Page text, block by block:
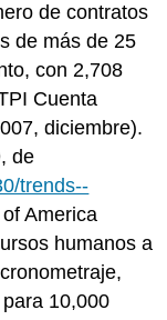
de contratos
de más de 25
con 2,708
Cuenta
diciembre).
de
trends--
America
humanos a
10,000